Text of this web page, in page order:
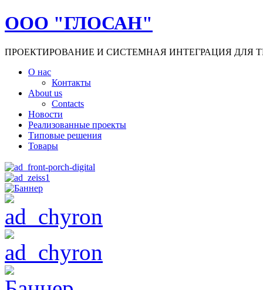
ООО "ГЛОСАН"
ПРОЕКТИРОВАНИЕ И СИСТЕМНАЯ ИНТЕГРАЦИЯ ДЛЯ
О нас
Контакты
About us
Contacts
Новости
Реализованные проекты
Типовые решения
Товары